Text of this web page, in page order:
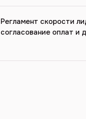
Регламент скорости
согласование оплат и